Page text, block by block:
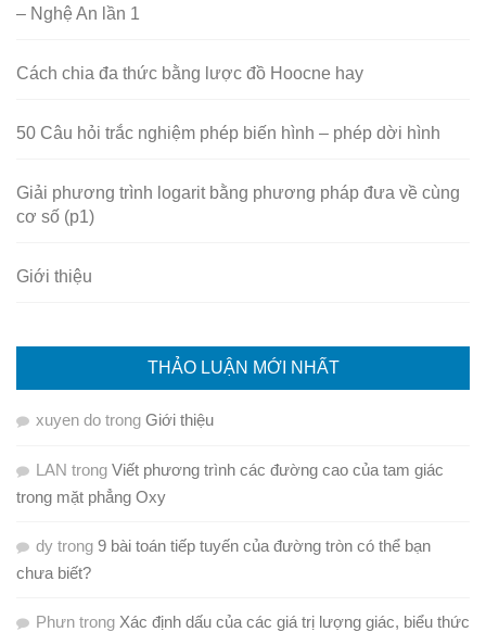
– Nghệ An lần 1
Cách chia đa thức bằng lược đồ Hoocne hay
50 Câu hỏi trắc nghiệm phép biến hình – phép dời hình
Giải phương trình logarit bằng phương pháp đưa về cùng
cơ số (p1)
Giới thiệu
THẢO LUẬN MỚI NHẤT
xuyen do trong Giới thiệu
LAN trong Viết phương trình các đường cao của tam giác
trong mặt phẳng Oxy
dy trong 9 bài toán tiếp tuyến của đường tròn có thể bạn
chưa biết?
Phưn trong Xác định dấu của các giá trị lượng giác, biểu thức